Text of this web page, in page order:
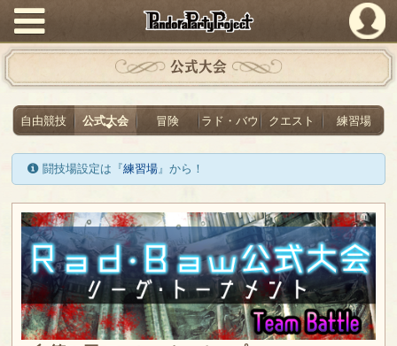
PandoraPartyProject
公式大会
自由競技 公式大会 冒険 ラド・バウ クエスト 練習場
闘技場設定は『練習場』から！